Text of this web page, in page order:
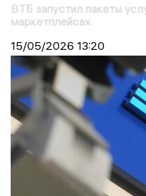
ВТБ запустил пакеты
маркетплейсах
15/05/2026 13:20